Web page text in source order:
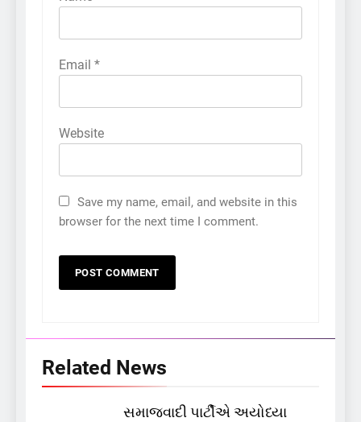
Email *
Website
Save my name, email, and website in this
browser for the next time I comment.
Related News
સમાજવાદી પાર્ટીએ અયોધ્યા